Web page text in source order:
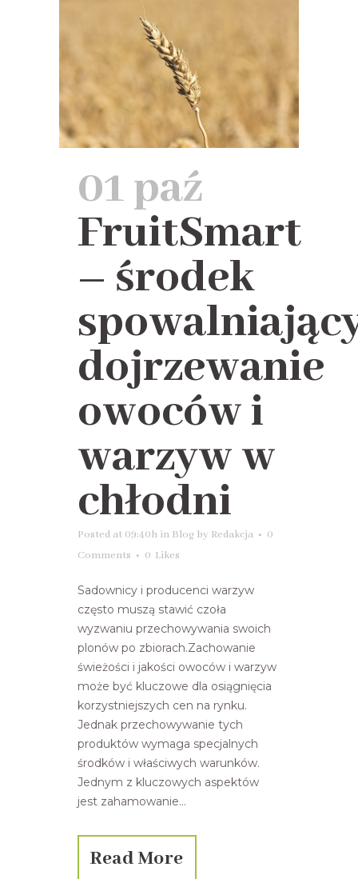
01 paź
FruitSmart
– środek
dojrzewanie
owoców i
warzyw w
chłodni
Posted at 09:40h in Blog by Redakcja
0
Comments
0 Likes
Sadownicy i producenci warzyw
często muszą stawić czoła
wyzwaniu przechowywania swoich
plonów po zbiorach.Zachowanie
świeżości i jakości owoców i warzyw
może być kluczowe dla osiągnięcia
korzystniejszych cen na rynku.
Jednak przechowywanie tych
produktów wymaga specjalnych
środków i właściwych warunków.
Jednym z kluczowych aspektów
jest zahamowanie...
Read More